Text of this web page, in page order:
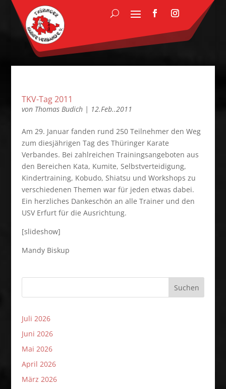
TKV-Tag 2011
von Thomas Budich| 12.Feb..2011
Am 29. Januar fanden rund 250 Teilnehmer den Weg
zum diesjährigen Tag des Thüringer Karate
Verbandes. Bei zahlreichen Trainingsangeboten aus
den Bereichen Kata, Kumite, Selbstverteidigung,
Kindertraining, Kobudo, Shiatsu und Workshops zu
verschiedenen Themen war für jeden etwas dabei.
Ein herzliches Dankeschön an alle Trainer und den
USV Erfurt für die Ausrichtung.
[slideshow]
Mandy Biskup
Suchen
Juli 2026
Juni 2026
Mai 2026
April 2026
März 2026